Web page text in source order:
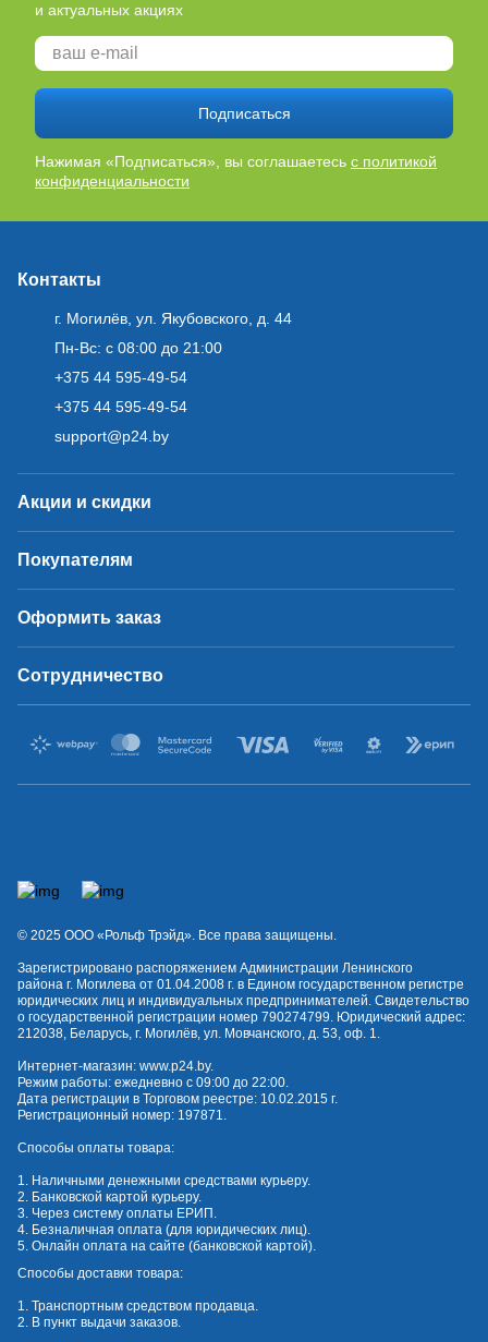
и актуальных акциях
Подписаться
Нажимая «Подписаться», вы соглашаетесь с политикой
конфиденциальности
Контакты
г. Могилёв, ул. Якубовского, д. 44
Пн-Вс: с 08:00 до 21:00
+375 44 595-49-54
+375 44 595-49-54
support@p24.by
Акции и скидки
Покупателям
Оформить заказ
Сотрудничество
© 2025 OOO «Рольф Трэйд». Все права защищены.
Зарегистрировано распоряжением Администрации Ленинского
района г. Могилева от 01.04.2008 г. в Едином государственном регистре
юридических лиц и индивидуальных предпринимателей. Свидетельство
о государственной регистрации номер 790274799. Юридический адрес:
212038, Беларусь, г. Могилёв, ул. Мовчанского, д. 53, оф. 1.
Интернет-магазин: www.p24.by.
Режим работы: ежедневно с 09:00 до 22:00.
Дата регистрации в Торговом реестре: 10.02.2015 г.
Регистрационный номер: 197871.
Способы оплаты товара:
1. Наличными денежными средствами курьеру.
2. Банковской картой курьеру.
3. Через систему оплаты ЕРИП.
4. Безналичная оплата (для юридических лиц).
5. Онлайн оплата на сайте (банковской картой).
Способы доставки товара:
1. Транспортным средством продавца.
2. В пункт выдачи заказов.